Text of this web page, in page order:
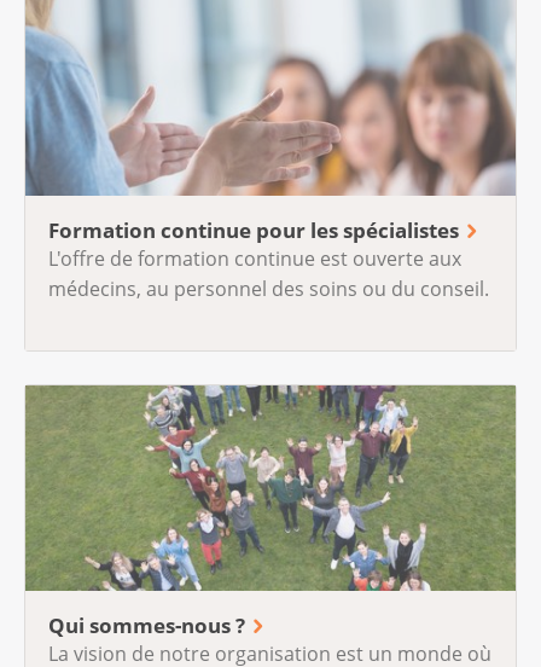
Formation continue pour les spécialistes
L'offre de formation continue est ouverte aux
médecins, au personnel des soins ou du conseil.
Qui sommes-nous ?
La vision de notre organisation est un monde où